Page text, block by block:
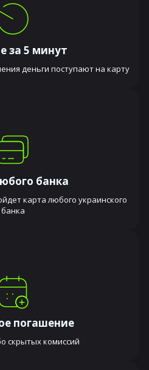
за 5 минут
деньги поступают на карту
банка
карта любого украинского
банка
погашение
скрытых комиссий